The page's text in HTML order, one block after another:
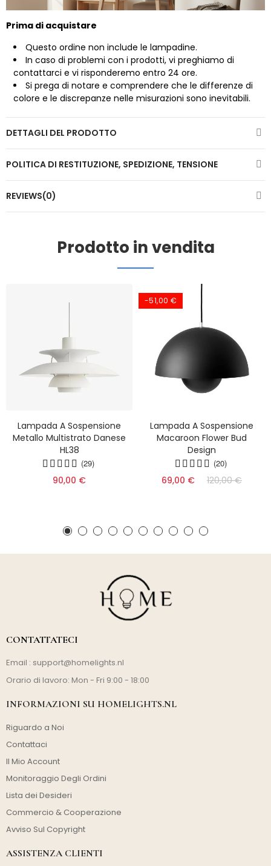
Prima di acquistare
Questo ordine non include le lampadine.
In caso di problemi con i prodotti, vi preghiamo di
contattarci e vi risponderemo entro 24 ore.
Si prega di notare e comprendere che le differenze di
colore e le discrepanze nelle misurazioni sono inevitabili.
DETTAGLI DEL PRODOTTO
POLITICA DI RESTITUZIONE, SPEDIZIONE, TENSIONE
REVIEWS(0)
Prodotto in vendita
Lampada A Sospensione
Metallo Multistrato Danese
HL38
(29)
90,00 €
-51,00 €
Lampada A Sospensione
Macaroon Flower Bud
Design
(20)
69,00 € 120,00 €
CONTATTATECI
Email : support@homelights.nl
Orario di lavoro: Mon - Fri 9:00 - 18:00
INFORMAZIONI SU HOMELIGHTS.NL
Riguardo a Noi
Contattaci
Il Mio Account
Monitoraggio Degli Ordini
Lista dei Desideri
Commercio & Cooperazione
Avviso Sul Copyright
ASSISTENZA CLIENTI